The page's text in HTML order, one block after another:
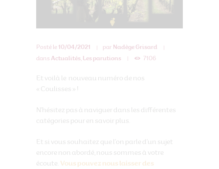
Posté le 10/04/2021 par Nadège Grisard
dans Actualités, Les parutions 7106
Et voilà le nouveau numéro de nos
« Coulisses » !
N’hésitez pas à naviguer dans les différentes
catégories pour en savoir plus.
Et si vous souhaitez que l’on parle d’un sujet
encore non abordé, nous sommes à votre
écoute. Vous pouvez nous laisser des